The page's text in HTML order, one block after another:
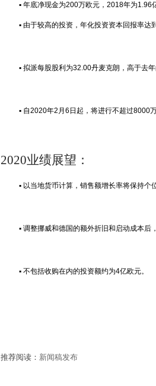
▪ 年底净现金为200万欧元，2018年为1.96
▪ 由于较高的投资，年化投资资本回报率达
▪ 拟派每股股利为32.00丹麦克朗，高于去年
▪ 自2020年2月6日起，将进行不超过8000
2020业绩展望：
▪ 以当地货币计算，销售额增长率将保持个
▪ 调整挪威和德国的额外折旧和启动成本后
▪ 不包括收购在内的投资额约为4亿欧元。
推荐阅读： 新闻稿发布